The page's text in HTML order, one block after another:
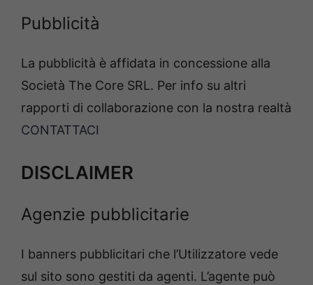
Pubblicità
La pubblicità è affidata in concessione alla
Società The Core SRL. Per info su altri
rapporti di collaborazione con la nostra realtà
CONTATTACI
DISCLAIMER
Agenzie pubblicitarie
I banners pubblicitari che l’Utilizzatore vede
sul sito sono gestiti da agenti. L’agente può